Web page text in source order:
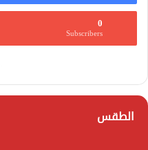
0
Subscribers
الطقس